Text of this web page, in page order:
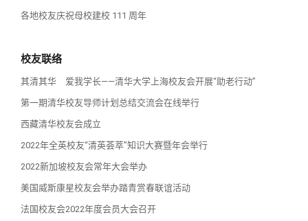
各地校友庆祝母校建校 111 周年
校友联络
其清其华 爱我学长——清华大学上海校友会开展“助老行动”
第一期清华校友导师计划总结交流会在线举行
西藏清华校友会成立
2022年全英校友“清英荟萃”知识大赛暨年会举行
2022新加坡校友会常年大会举办
美国威斯康星校友会举办踏青赏春联谊活动
法国校友会2022年度会员大会召开